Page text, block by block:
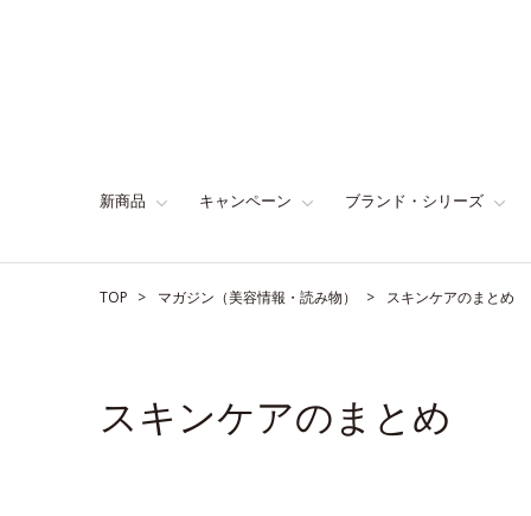
新商品 キャンペーン ブランド・シリーズ
TOP マガジン（美容情報・読み物） スキンケアのまとめ
スキンケアのまとめ